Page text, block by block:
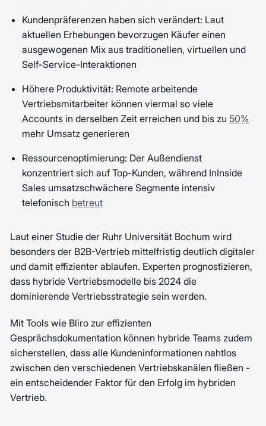
Kundenpräferenzen haben sich verändert: Laut
aktuellen Erhebungen bevorzugen Käufer einen
ausgewogenen Mix aus traditionellen, virtuellen und
Self-Service-Interaktionen
Höhere Produktivität: Remote arbeitende
Vertriebsmitarbeiter können viermal so viele
Accounts in derselben Zeit erreichen und bis zu 50%
mehr Umsatz generieren
Ressourcenoptimierung: Der Außendienst
konzentriert sich auf Top-Kunden, während InInside
Sales umsatzschwächere Segmente intensiv
telefonisch betreut
Laut einer Studie der Ruhr Universität Bochum wird
besonders der B2B-Vertrieb mittelfristig deutlich digitaler
und damit effizienter ablaufen. Experten prognostizieren,
dass hybride Vertriebsmodelle bis 2024 die
dominierende Vertriebsstrategie sein werden.
Mit Tools wie Bliro zur effizienten
Gesprächsdokumentation können hybride Teams zudem
sicherstellen, dass alle Kundeninformationen nahtlos
zwischen den verschiedenen Vertriebskanälen fließen -
ein entscheidender Faktor für den Erfolg im hybriden
Vertrieb.